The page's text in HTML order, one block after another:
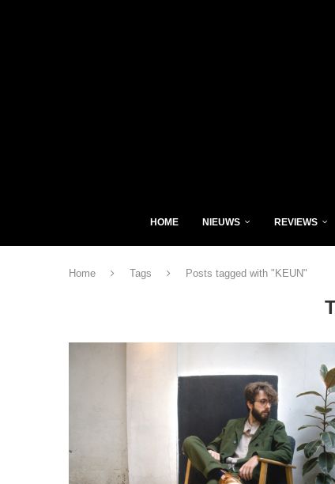
HOME NIEUWS REVIEWS
Home Tags Posts tagged with "KEUN"